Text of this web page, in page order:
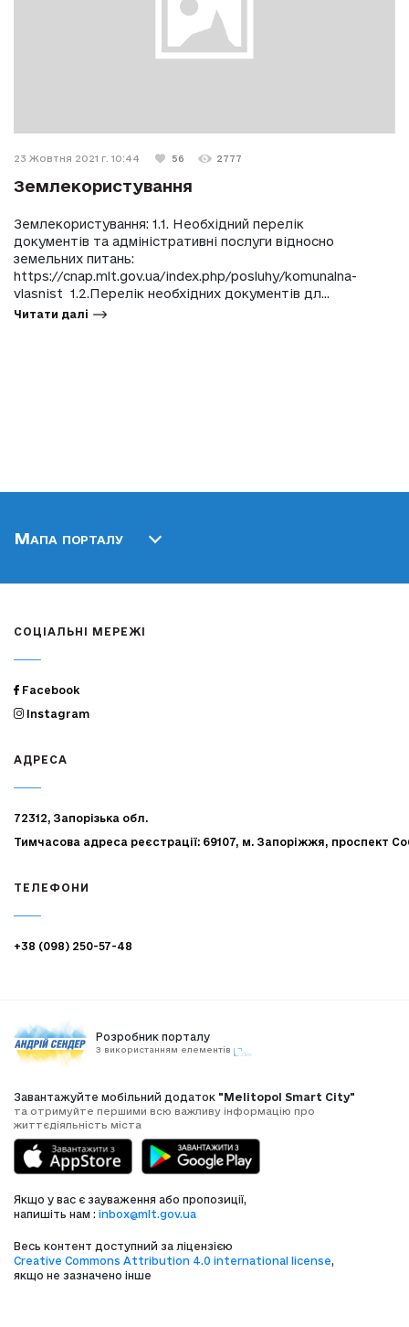
23 Жовтня 2021 г. 10:44 56 2777
Землекористування
Землекористування: 1.1. Необхідний перелік
документів та адміністративні послуги відносно
земельних питань:
https://cnap.mlt.gov.ua/index.php/posluhy/komunalna-
vlasnist 1.2.Перелік необхідних документів дл...
Читати далі
Мапа порталу
СОЦІАЛЬНІ МЕРЕЖІ
Facebook
Instagram
АДРЕСА
72312, Запорізька обл.
Тимчасова адреса реєстрації: 69107, м. Запоріжжя, проспект
ТЕЛЕФОНИ
+38 (098) 250-57-48
Розробник порталу
З використанням елементів
Завантажуйте мобільний додаток "Melitopol Smart City"
та отримуйте першими всю важливу інформацію про
життєдіяльність міста
Якщо у вас є зауваження або пропозиції,
напишіть нам : inbox@mlt.gov.ua
Весь контент доступний за ліцензією
Creative Commons Attribution 4.0 international license,
якщо не зазначено інше